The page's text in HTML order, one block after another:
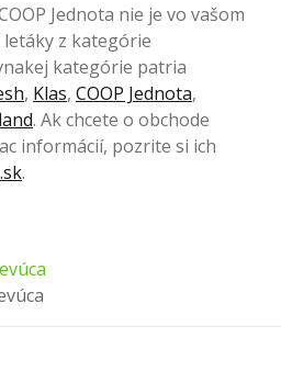
Jednota nie je vo vašom
z kategórie
kategórie patria
, Klas, COOP Jednota,
. Ak chcete o obchode
informácií, pozrite si ich
.